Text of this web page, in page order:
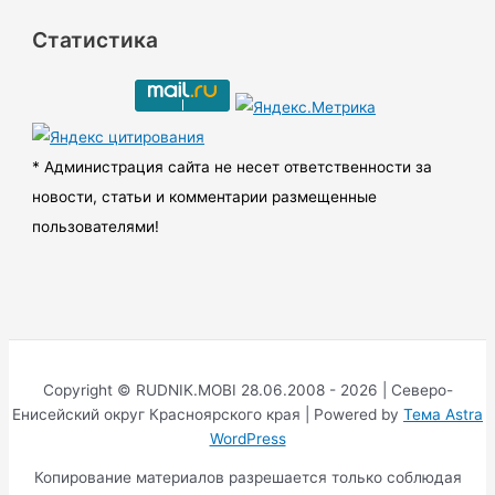
х
ы
Статистика
* Администрация сайта не несет ответственности за
новости, статьи и комментарии размещенные
пользователями!
Copyright © RUDNIK.MOBI 28.06.2008 - 2026 | Северо-
Енисейский округ Красноярского края | Powered by Тема Astra
WordPress
Копирование материалов разрешается только соблюдая